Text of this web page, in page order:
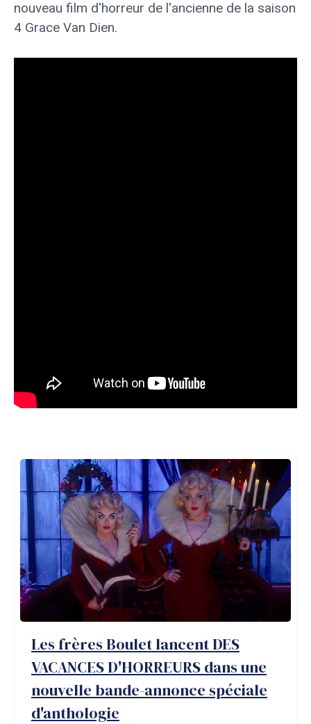
nouveau film d'horreur de l'ancienne de la saison
4 Grace Van Dien.
Balises
du
message :
#nouvelles
d'horreur
#netflix
#des
choses
étranges
Les frères Boulet lancent DES
VACANCES D'HORREURS dans une
nouvelle bande-annonce spéciale
d'anthologie